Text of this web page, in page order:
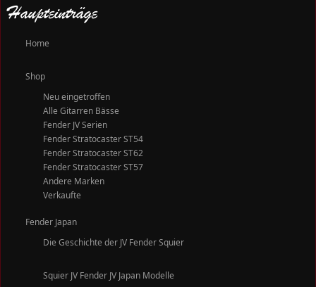
Haupteinträge
Home
Shop
Neu eingetroffen
Alle Gitarren Bässe
Fender JV Serien
Fender Stratocaster ST54
Fender Stratocaster ST62
Fender Stratocaster ST57
Andere Marken
Verkaufte
Fender Japan
Die Geschichte der JV Fender Squier
Squier JV Fender JV Japan Modelle